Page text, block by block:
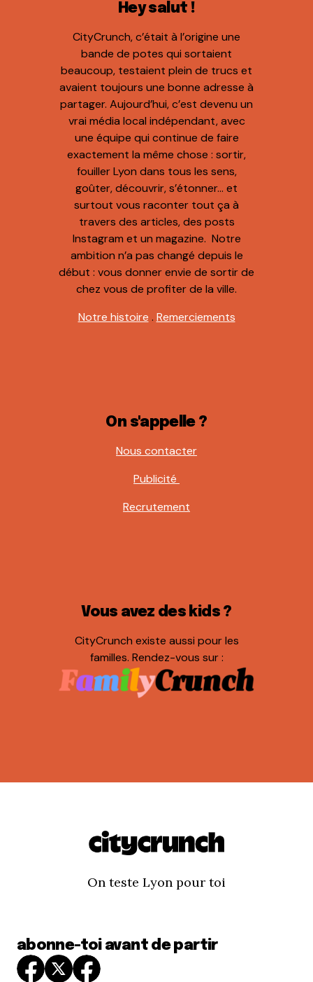
Hey salut !
CityCrunch, c’était à l’origine une
bande de potes qui sortaient
beaucoup, testaient plein de trucs et
avaient toujours une bonne adresse à
partager. Aujourd’hui, c’est devenu un
vrai média local indépendant, avec
une équipe qui continue de faire
exactement la même chose : sortir,
fouiller Lyon dans tous les sens,
goûter, découvrir, s’étonner… et
surtout vous raconter tout ça à
travers des articles, des posts
Instagram et un magazine. Notre
ambition n’a pas changé depuis le
début : vous donner envie de sortir de
chez vous de profiter de la ville.
Notre histoire . Remerciements
On s'appelle ?
Nous contacter
Publicité
Recrutement
Vous avez des kids ?
CityCrunch existe aussi pour les
familles. Rendez-vous sur :
On teste Lyon pour toi
abonne-toi avant de partir